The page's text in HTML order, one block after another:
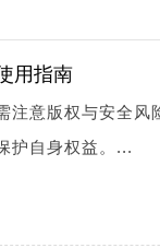
用指南
注意版权与安全风
护自身权益。...